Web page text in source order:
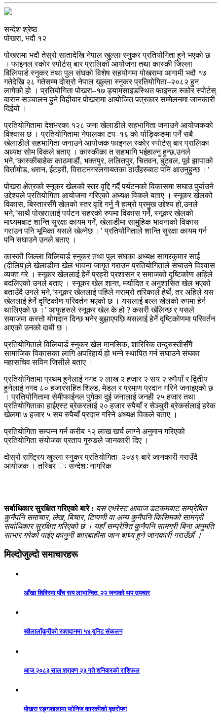
सन्देश श्रेष्ठ
पोखरा, भदौ १२
पोखरामा भदौ तेस्रो सातादेखि नेपाल खुल्ला स्नुकर प्रतियोगिता हुने भएको छ
। फाइनल स्कोर स्पोर्टस् बार प्रालिको आयोजना तथा कास्की जिल्ला
विलियार्ड स्नुकर तथा पुल संघको विशेष सहयोगमा पोखरामा आगामी भदौ १७
गतेदेखि २८ गतेसम्म दोस्रो नेपाल खुल्ला स्नुकर प्रतियोगिता–२०८२ हुन
लागेको हो । प्रतियोगिता पोखरा–१७ ड्यामसाइडस्थित फाइनल स्कोर स्पोर्टस्
बारान सञ्चालन हुने विहीबार पोखरामा आयोजित पत्रकार सम्मेलनमा जानकारी
दिईयो ।
प्रतियोगितामा देशभरका १२८ जना खेलाडीले सहभागिता जनाउने आयोजकको
विश्वास छ । प्रतियोगितामा नेपालका टप–१६ को र्याङ्किङमा पर्ने सबै
खेलाडीले सहभागिता जनाउने आयोजक फाइनल स्कोर स्पोर्टस् बार प्रालिका
अध्यक्ष सोम विकले बताए । कास्कीका त सहभागि भईहाल्नु हुन्छ,उनले
भने,‘कास्कीबाहेक काठमाडौं, भक्तपुर, ललितपुर, चितवन, बुटवल, पूर्व झापाको
विर्तामोड, धरान, ईटहरी, विराटनगरलगायतका ठाउँहरुबाट पनि आउनुहुन्छ ।’
पोखरा क्षेत्रको स्नूकर खेलको स्तर वृद्दि गर्दै पर्यटनको विकासमा सघाउ पुर्याउने
उद्देश्यले प्रतियोगिता आयोजना गरिएको अध्यक्ष विकले बताए । स्नूकर खेलको
विकास, बिस्तारसँगै खेलको स्तर वृद्दि गर्नु नै हाम्रो प्रमुख उद्देश्य हो,उनले
भने,‘साथै पोखरालाई पर्यटन सहरको रुपमा विकास गर्ने, स्नूकर खेलको
माध्यमबाट शान्ति सुरक्षा कायम गर्ने, खेलाडीमा सामुहिक भावनाको विकास
गराउन पनि भूमिका यसले खेल्नेछ ।’ प्रतियोगिताले शान्ति सुरक्षा कायम गर्न
पनि सघाउने उनले बताए ।
कास्की जिल्ला विलियार्ड स्नुकर तथा पुल संघका अध्यक्ष सागरकुमार साई
(दीलिप)ले खेलाडीमा खेल भावना जागृत गराउन प्रतियोगिताले सघाउने विश्वास
व्यक्त गरे । स्नूकर खेललाई हेर्ने प्रहरी प्रशासन र समाजको दृष्टिकोण अहिले
बदलिएको उनले बताए । स्नूकर खेल शान्त, मर्यादित र अनुशासित खेल भएको
बताउँदै उनले भने,‘स्नूकर खेललाई पहिले नराम्रो तरिकाले हेर्थे, तर अहिले यस
खेललाई हेर्ने दृष्टिकोण परिवर्तन भएको छ । यसलाई बल्ल खेलको रुपमा हेर्न
थालिएको छ ।’ आफुहरुले स्नूकर खेल के हो ? कसरी खेलिन्छ र यसले
समाजमा कस्तो योगदान दिन्छ भनेर बुझाएपछि यसलाई हेर्ने दृष्टिकोणमा परिवर्तन
आएको उनको दाबी छ ।
प्रतियोगिताले विलियार्ड स्नुकर खेल मानसिक, शारिरिक तन्दुरुस्तीसँगै
सामाजिक विकासका लागि अपरिहार्य हो भन्ने स्थापित गर्न सघाउने संघका
महासचिव सविन जिसीले बताए ।
प्रतियोगितामा प्रथम हुनेलाई नगद २ लाख २ हजार २ सय २ रुपैयाँ र द्वितीय
हुनेलाई नगद ८० हजारसहित शिल्ड, मेडल र प्रमाण प्रदान गरिने जनाइएको छ
। प्रतियोगितामा सेमीफाईनल पुगेका दुई जनालाई जनही २५ हजार तथा
प्रतियोगिताका हाईएस्ट ब्रेकरलाई २० हजार रुपैयाँ र सेञ्चुरी ब्रेकर्सलाई हरेक
खेलमा ७ हजार ५ सय रुपैयाँ प्रदान गरिने अध्यक्ष विकले बताए ।
प्रतियोगिता सम्पन्न गर्न करीब १२ लाख खर्च लाग्ने अनुमान गरिएको
प्रतियोगिता संयोजक प्रताप गुरुङले जानकारी दिए ।
दोस्रो राष्ट्रिय खुल्ला स्नुकर प्रतियोगिता–२०७९ बारे जानकारी गराउँदै
आयोजक । तस्बिर ः सन्देश÷नागरिक
सर्बाधिकार सुरक्षित गरिएको बारे : यस एभरेस्ट आवाज डटकमबाट सम्प्रेषित
कुनैपनि समाचार, लेख, बिचार, टिप्पणी वा अन्य कुनैपनि किसिमको सामग्री
सर्वाधिकार सुरक्षित गरिएको छ । यहाँ सम्प्रेषित कुनैपनि सामग्री बिना अनुमति
साभार गरेको पाईए कानुनी कारबाहीमा जान बाध्य हुने जानकारी गराउँछौं ।
मिल्दोजुल्दो समाचारहरू
आँखा शिविरमा पाँच सय लाभान्वित, २२ जनाको थप उपचार
खौलालाँकुरीको रक्तदानमा ५४ युनिट संकलन
आज २०८३ साल श्रावण २३ गते शनिवारको राशिफल
पोखरा रङ्गशालामा फोनिज कास्कीको वृक्षरोपण